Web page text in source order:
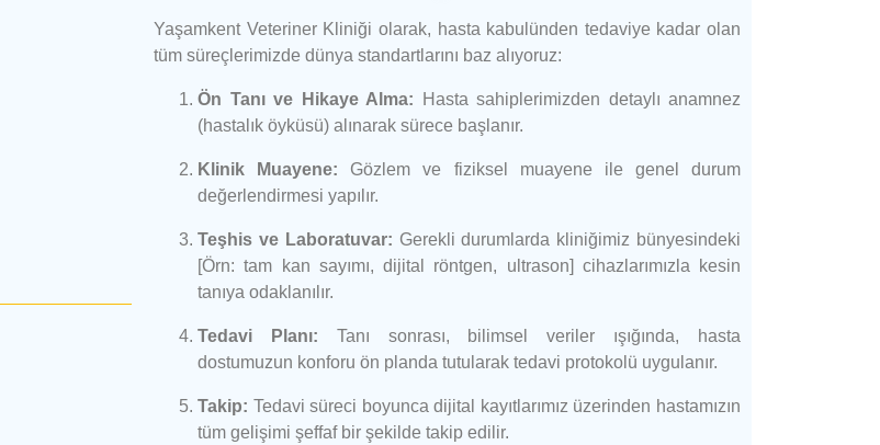
Yaşamkent Veteriner Kliniği olarak, hasta kabulünden tedaviye kadar olan
tüm süreçlerimizde dünya standartlarını baz alıyoruz:
Ön Tanı ve Hikaye Alma: Hasta sahiplerimizden detaylı anamnez
(hastalık öyküsü) alınarak sürece başlanır.
Klinik Muayene: Gözlem ve fiziksel muayene ile genel durum
değerlendirmesi yapılır.
Teşhis ve Laboratuvar: Gerekli durumlarda kliniğimiz bünyesindeki
[Örn: tam kan sayımı, dijital röntgen, ultrason] cihazlarımızla kesin
tanıya odaklanılır.
Tedavi Planı: Tanı sonrası, bilimsel veriler ışığında, hasta
dostumuzun konforu ön planda tutularak tedavi protokolü uygulanır.
Takip: Tedavi süreci boyunca dijital kayıtlarımız üzerinden hastamızın
tüm gelişimi şeffaf bir şekilde takip edilir.